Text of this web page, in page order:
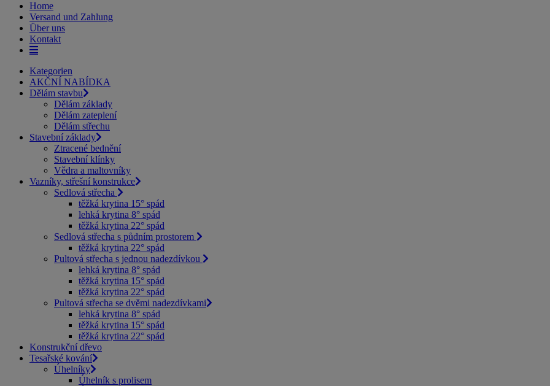
Home
Versand und Zahlung
Über uns
Kontakt
Kategorien
AKČNÍ NABÍDKA
Dělám stavbu
Dělám základy
Dělám zateplení
Dělám střechu
Stavební základy
Ztracené bednění
Stavební klínky
Vědra a maltovníky
Vazníky, střešní konstrukce
Sedlová střecha
těžká krytina 15° spád
lehká krytina 8° spád
těžká krytina 22° spád
Sedlová střecha s půdním prostorem
těžká krytina 22° spád
Pultová střecha s jednou nadezdívkou
lehká krytina 8° spád
těžká krytina 15° spád
těžká krytina 22° spád
Pultová střecha se dvěmi nadezdívkami
lehká krytina 8° spád
těžká krytina 15° spád
těžká krytina 22° spád
Konstrukční dřevo
Tesařské kování
Úhelníky
Úhelník s prolisem